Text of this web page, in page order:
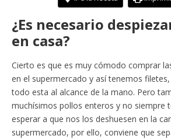
¿Es necesario
en casa?
Cierto es que es muy cómodo comprar
en el supermercado y así tenemos
todo esta al alcance de la mano. Pero
muchísimos pollos enteros y no siempre
esperar a que nos los deshuesen en la
supermercado, por ello, conviene que